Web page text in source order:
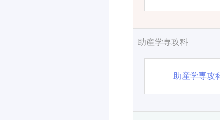
助産学専攻科
助産学専攻